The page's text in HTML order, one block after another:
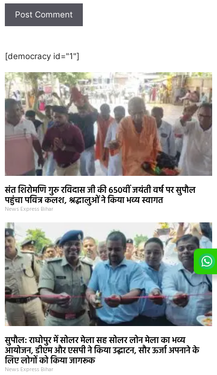
[democracy id="1"]
संत शिरोमणि गुरु रविदास जी की 650वीं जयंती वर्ष पर सुपौल
पहुंचा पवित्र कलश, श्रद्धालुओं ने किया भव्य स्वागत
News Express Bihar
सुपौल: राघोपुर में सोलर मेला सह सोलर लोन मेला का भव्य
आयोजन, डीएम और एसपी ने किया उद्घाटन, सौर ऊर्जा अपनाने के
लिए लोगों को किया जागरूक
News Express Bihar